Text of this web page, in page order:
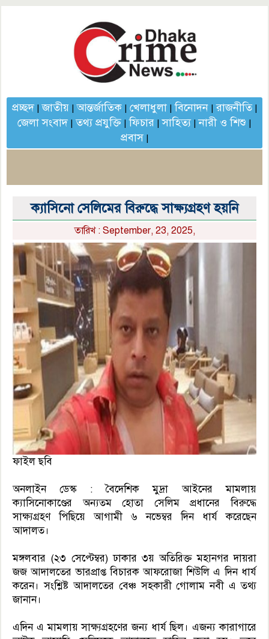
প্রচ্ছদ|জাতীয়|আন্তর্জাতিক| খেলাধুলা|বিনোদন|রাজনীতি|
জেলা সংবাদ|তথ্য প্রযুক্তি |ফিচার |সাহিত্য|নারী ও শিশু |
প্রবাস|
ক্যাসিনো সেলিমের বিরুদ্ধে সাক্ষ্যগ্রহণ হয়নি
তারিখ : September, 23, 2025,
ফাইল ছবি
অনলাইন ডেস্ক : বৈদেশিক মুদ্রা আইনের মামলায়
ক্যাসিনোকাণ্ডের অন্যতম হোতা সেলিম প্রধানের বিরুদ্ধে
সাক্ষ্যগ্রহণ পিছিয়ে আগামী ৬ নভেম্বর দিন ধার্য করেছেন
আদালত।
মঙ্গলবার (২৩ সেপ্টেম্বর) ঢাকার ৩য় অতিরিক্ত মহানগর দায়রা
জজ আদালতের ভারপ্রাপ্ত বিচারক আফরোজা শিউলি এ দিন ধার্য
করেন। সংশ্লিষ্ট আদালতের বেঞ্চ সহকারী গোলাম নবী এ তথ্য
জানান।
এদিন এ মামলায় সাক্ষ্যগ্রহণের জন্য ধার্য ছিল। এজন্য কারাগারে